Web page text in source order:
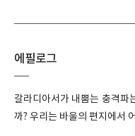
에필로그
갈라디아서가 내뿜는 충격파
까? 우리는 바울의 편지에서